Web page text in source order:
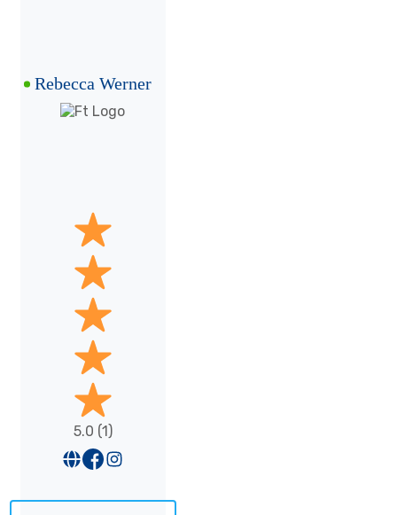
Rebecca Werner
5.0 (1)